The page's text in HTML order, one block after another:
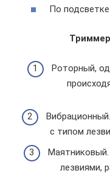
По
Роторный,
с типом
лезвиями,